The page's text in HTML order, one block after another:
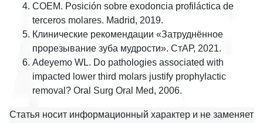
COEM. Posición sobre exodoncia profiláctica de
terceros molares. Madrid, 2019.
Клинические рекомендации «Затруднённое
прорезывание зуба мудрости». СтАР, 2021.
Adeyemo WL. Do pathologies associated with
impacted lower third molars justify prophylactic
removal? Oral Surg Oral Med, 2006.
Статья носит информационный характер и не заменяет